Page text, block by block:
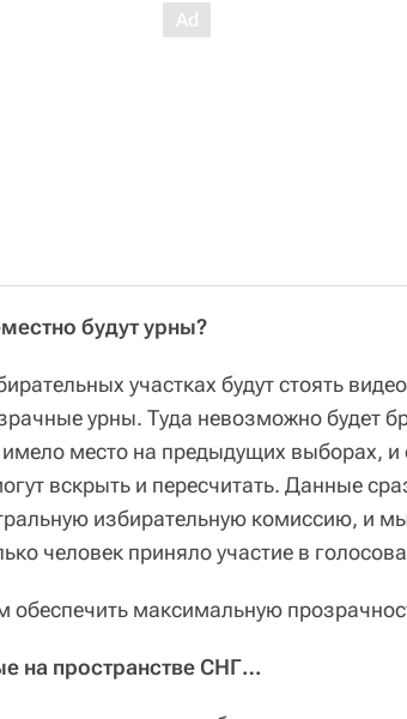
будут урны?
участках будут стоять
урны. Туда невозможно будет
место на предыдущих выборах, и
вскрыть и пересчитать. Данные
избирательную комиссию, и
человек приняло участие в
максимальную
на пространстве СНГ…